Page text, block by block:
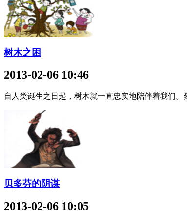
树木之困
2013-02-06 10:46
自人类诞生之日起，树木就一直忠实地陪伴着我们
贝多芬的阴谋
2013-02-06 10:05